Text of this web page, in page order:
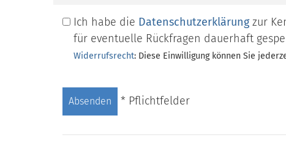
Ich habe die Datenschutzerklärungzur
für eventuelle Rückfragen dauerhaft
Widerrufsrecht: Diese Einwilligung können Sie
Absenden * Pflichtfelder